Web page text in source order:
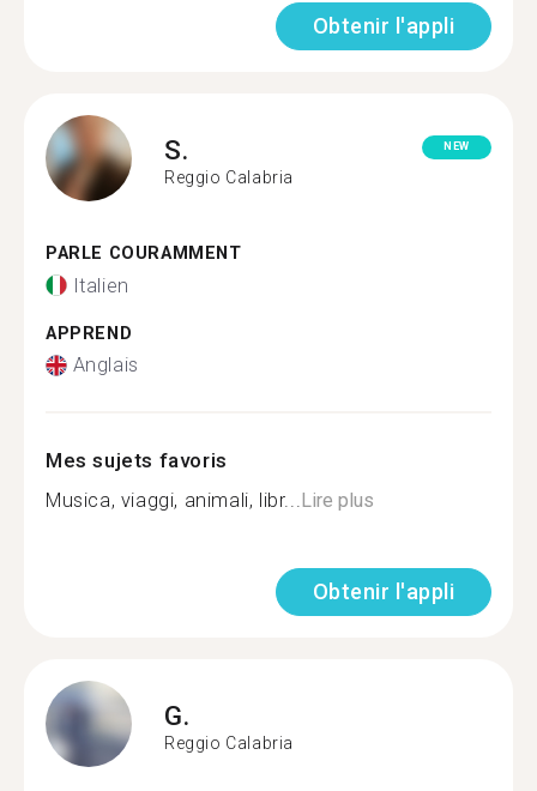
Obtenir l'appli
S.
Reggio Calabria
NEW
PARLE COURAMMENT
Italien
APPREND
Anglais
Mes sujets favoris
Musica, viaggi, animali, libr...Lire plus
Obtenir l'appli
G.
Reggio Calabria